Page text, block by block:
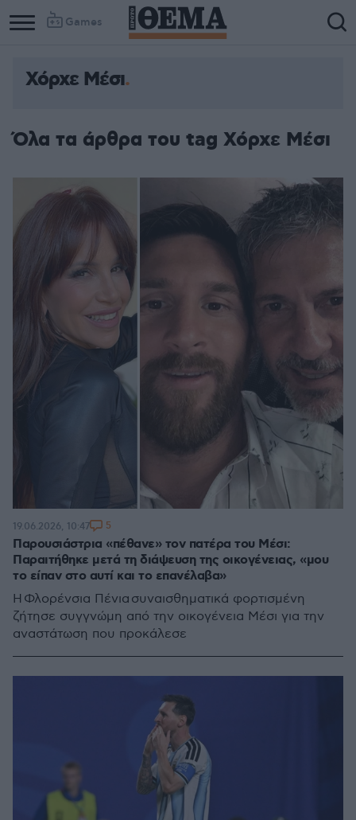
Games
Χόρχε Μέσι
Όλα τα άρθρα του tag Χόρχε Μέσι
Παρουσιάστρια «πέθανε» τον πατέρα του Μέσι:
Παραιτήθηκε μετά τη διάψευση της οικογένειας, «μου
το είπαν στο αυτί και το επανέλαβα»
Η Φλορένσια Πένια συναισθηματικά φορτισμένη
ζήτησε συγγνώμη από την οικογένεια Μέσι για την
αναστάτωση που προκάλεσε
19.06.2026, 10:47 5